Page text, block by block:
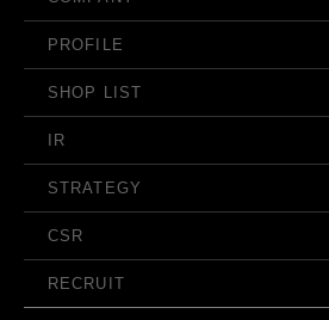
PROFILE
SHOP LIST
IR
STRATEGY
CSR
RECRUIT